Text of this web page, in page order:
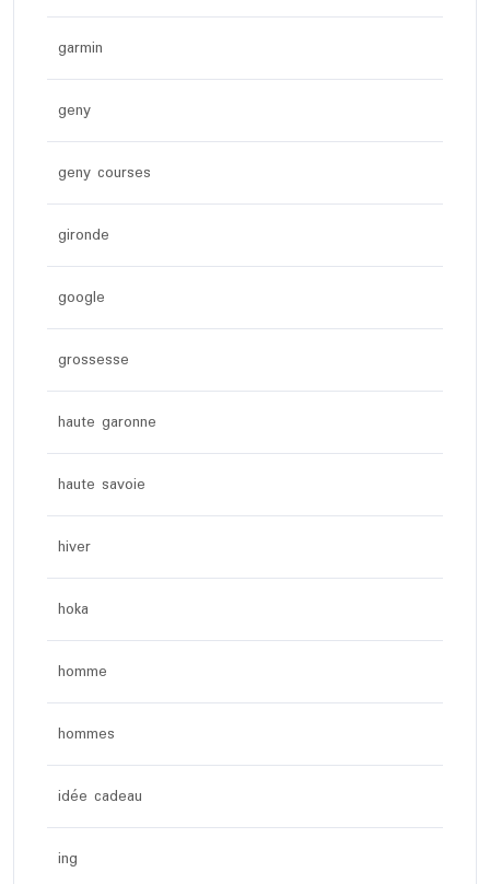
garmin
geny
geny courses
gironde
google
grossesse
haute garonne
haute savoie
hiver
hoka
homme
hommes
idée cadeau
ing